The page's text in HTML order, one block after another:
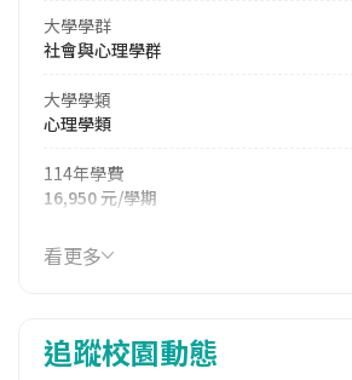
大學學群
社會與心理學群
大學學類
心理學類
114年學費
16,950 元/學期
114年雜費
10,620 元/學期
91.94%
看更多
追蹤校園動態